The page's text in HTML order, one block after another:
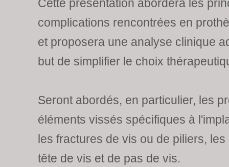
Cette présentation abordera les
complications rencontrées en
et proposera une analyse clinique
but de simplifier le choix
Seront abordés, en particulier, les
éléments vissés spécifiques à
les fractures de vis ou de piliers,
tête de vis et de pas de vis.